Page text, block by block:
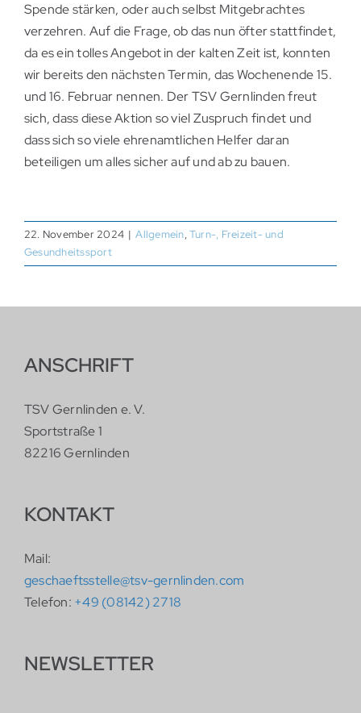
Spende stärken, oder auch selbst Mitgebrachtes
verzehren. Auf die Frage, ob das nun öfter stattfindet,
da es ein tolles Angebot in der kalten Zeit ist, konnten
wir bereits den nächsten Termin, das Wochenende 15.
und 16. Februar nennen. Der TSV Gernlinden freut
sich, dass diese Aktion so viel Zuspruch findet und
dass sich so viele ehrenamtlichen Helfer daran
beteiligen um alles sicher auf und ab zu bauen.
22. November 2024 | Allgemein,Turn-, Freizeit- und
Gesundheitssport
ANSCHRIFT
TSV Gernlinden e. V.
Sportstraße 1
82216 Gernlinden
KONTAKT
Mail:
geschaeftsstelle@tsv-gernlinden.com
Telefon: +49 (08142) 2718
NEWSLETTER